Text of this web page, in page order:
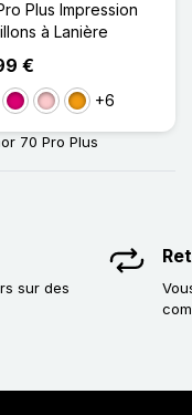
Plus Impression
à Lanière
€
Magenta
RoseOrange
+6
70 Pro Plus
sur des